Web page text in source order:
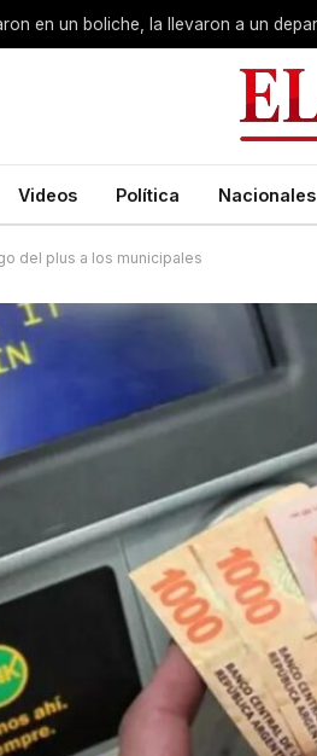
Videos Política Nacionales
del plus a los municipales